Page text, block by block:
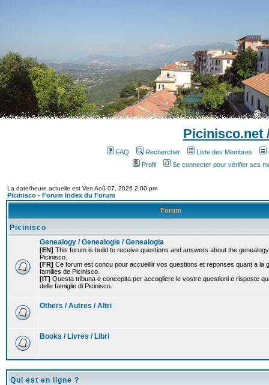
Picinisco.net
FAQ Rechercher Liste des Membres
Profil
Se connecter pour vérifier ses
La date/heure actuelle est Ven Aoû 07, 2026 2:00 pm
Picinisco - Forum Index du Forum
Forum
Picinisco
Genealogy / Genealogie / Genealogia
[EN] This forum is build to receive questions and answers about the
Picinisco.
[FR] Ce forum est concu pour accueillir vos questions et reponses quant a la
familles de Picinisco.
[IT] Questa tribuna e concepita per accogliere le vostre questioni e risposte
delle famiglie di Picinisco.
Others / Autres / Altri
Books / Livres / Libri
Qui est en ligne ?